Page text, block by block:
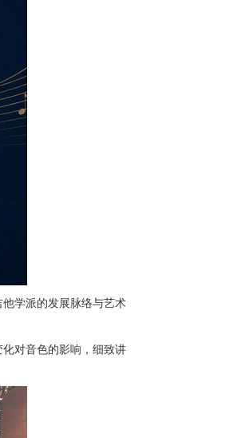
学派的发展脉络与艺术
对音色的影响，细致讲